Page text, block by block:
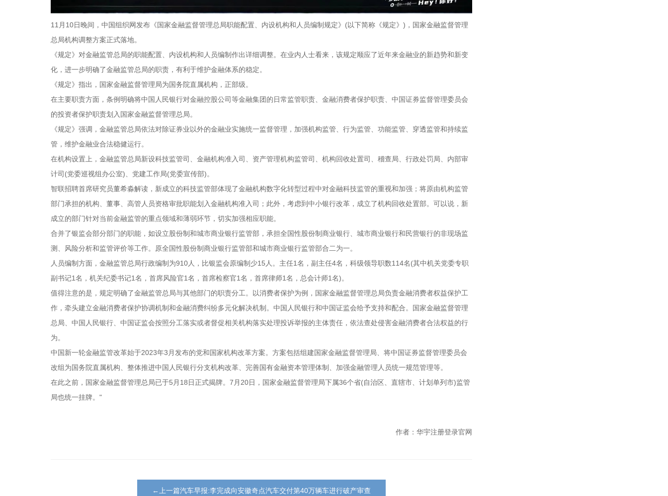
11月10日晚间，中国组织网发布《国家金融监督管理总局职能配置、内设机构和人员编制规定》(以下简称《规定》)，国家金融监督管理
总局机构调整方案正式落地。
《规定》对金融监管总局的职能配置、内设机构和人员编制作出详细调整。在业内人士看来，该规定顺应了近年来金融业的新趋势和新变
化，进一步明确了金融监管总局的职责，有利于维护金融体系的稳定。
《规定》指出，国家金融监督管理局为国务院直属机构，正部级。
在主要职责方面，条例明确将中国人民银行对金融控股公司等金融集团的日常监管职责、金融消费者保护职责、中国证券监督管理委员会
的投资者保护职责划入国家金融监督管理总局。
《规定》强调，金融监管总局依法对除证券业以外的金融业实施统一监督管理，加强机构监管、行为监管、功能监管、穿透监管和持续监
管，维护金融业合法稳健运行。
在机构设置上，金融监管总局新设科技监管司、金融机构准入司、资产管理机构监管司、机构回收处置司、稽查局、行政处罚局、内部审
计司(党委巡视组办公室)、党建工作局(党委宣传部)。
智联招聘首席研究员董希淼解读，新成立的科技监管部体现了金融机构数字化转型过程中对金融科技监管的重视和加强；将原由机构监管
部门承担的机构、董事、高管人员资格审批职能划入金融机构准入司；此外，考虑到中小银行改革，成立了机构回收处置部。可以说，新
成立的部门针对当前金融监管的重点领域和薄弱环节，切实加强相应职能。
合并了银监会部分部门的职能，如设立股份制和城市商业银行监管部，承担全国性股份制商业银行、城市商业银行和民营银行的非现场监
测、风险分析和监管评价等工作。原全国性股份制商业银行监管部和城市商业银行监管部合二为一。
人员编制方面，金融监管总局行政编制为910人，比银监会原编制少15人。主任1名，副主任4名，科级领导职数114名(其中机关党委专职
副书记1名，机关纪委书记1名，首席风险官1名，首席检察官1名，首席律师1名，总会计师1名)。
值得注意的是，规定明确了金融监管总局与其他部门的职责分工。以消费者保护为例，国家金融监督管理总局负责金融消费者权益保护工
作，牵头建立金融消费者保护协调机制和金融消费纠纷多元化解决机制。中国人民银行和中国证监会给予支持和配合。国家金融监督管理
总局、中国人民银行、中国证监会按照分工落实或者督促相关机构落实处理投诉举报的主体责任，依法查处侵害金融消费者合法权益的行
为。
中国新一轮金融监管改革始于2023年3月发布的党和国家机构改革方案。方案包括组建国家金融监督管理局、将中国证券监督管理委员会
改组为国务院直属机构、整体推进中国人民银行分支机构改革、完善国有金融资本管理体制、加强金融管理人员统一规范管理等。
在此之前，国家金融监督管理总局已于5月18日正式揭牌。7月20日，国家金融监督管理局下属36个省(自治区、直辖市、计划单列市)监管
局也统一挂牌。"
作者：华宇注册登录官网
←上一篇汽车早报:李完成向安徽奇点汽车交付第40万辆车进行破产审查